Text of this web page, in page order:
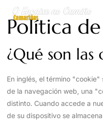
Política
¿Qué son las
En inglés, el término
de la navegación web, una
distinto. Cuando accede a
de su dispositivo se